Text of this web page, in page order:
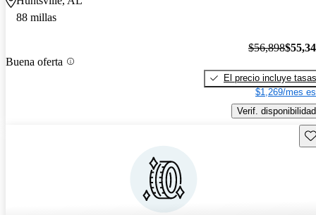
88 millas
Buena oferta
$56,898
El precio incluye tasas
$1,269/mes
Verif. disponibilidad